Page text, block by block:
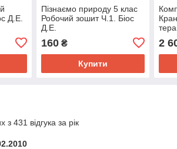
Д.Е.
Пізнаємо природу 5 клас
Робочий зошит Ч.1. Біос
Д.Е.
160₴
Купити
Я.
2
з 431 відгука за рік